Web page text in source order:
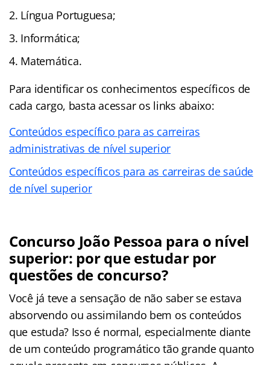
Língua Portuguesa;
Informática;
Matemática.
Para identificar os conhecimentos específicos de
cada cargo, basta acessar os links abaixo:
Conteúdos específico para as carreiras
administrativas de nível superior
Conteúdos específicos para as carreiras de saúde
de nível superior
Concurso João Pessoa para o nível
superior: por que estudar por
questões de concurso?
Você já teve a sensação de não saber se estava
absorvendo ou assimilando bem os conteúdos
que estuda? Isso é normal, especialmente diante
de um conteúdo programático tão grande quanto